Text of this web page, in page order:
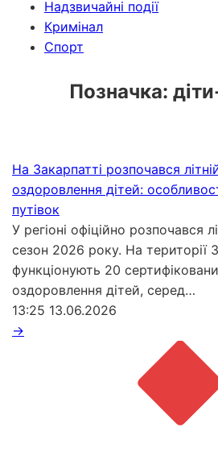
Надзвичайні події
Кримінал
Спорт
Позначка:
На Закарпатті розпочався
оздоровлення дітей:
путівок
У регіоні офіційно розпочався
сезон 2026 року. На території
функціонують 20
оздоровлення дітей, серед…
13:25 13.06.2026
→